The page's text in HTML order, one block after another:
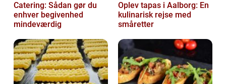
Catering: Sådan gør du
enhver begivenhed
mindeværdig
Oplev tapas i Aalborg: En
kulinarisk rejse med
småretter